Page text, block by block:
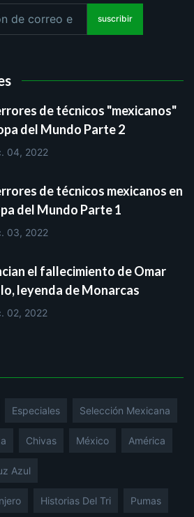
suscribir
de técnicos "mexicanos"
del Mundo Parte 2
04, 2022
de técnicos mexicanos en
del Mundo Parte 1
03, 2022
el fallecimiento de Omar
leyenda de Monarcas
02, 2022
Especiales Selección Mexicana
Chivas México América
Azul
Historias Del Tri Pumas